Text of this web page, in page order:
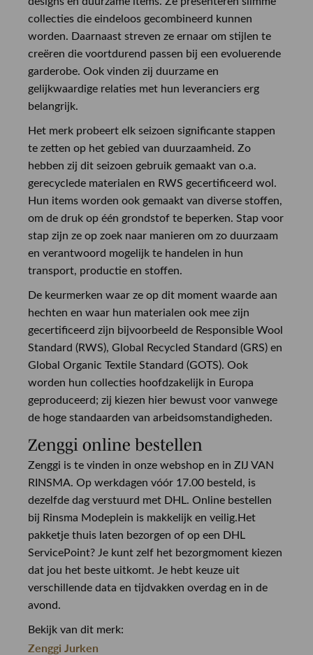
collecties die eindeloos gecombineerd kunnen
worden. Daarnaast streven ze ernaar om stijlen te
creëren die voortdurend passen bij een evoluerende
garderobe. Ook vinden zij duurzame en
gelijkwaardige relaties met hun leveranciers erg
belangrijk.
Het merk probeert elk seizoen significante stappen
te zetten op het gebied van duurzaamheid. Zo
hebben zij dit seizoen gebruik gemaakt van o.a.
gerecyclede materialen en RWS gecertificeerd wol.
Hun items worden ook gemaakt van diverse stoffen,
om de druk op één grondstof te beperken. Stap voor
stap zijn ze op zoek naar manieren om zo duurzaam
en verantwoord mogelijk te handelen in hun
transport, productie en stoffen.
De keurmerken waar ze op dit moment waarde aan
hechten en waar hun materialen ook mee zijn
gecertificeerd zijn bijvoorbeeld de Responsible Wool
Standard (RWS), Global Recycled Standard (GRS) en
Global Organic Textile Standard (GOTS). Ook
worden hun collecties hoofdzakelijk in Europa
geproduceerd; zij kiezen hier bewust voor vanwege
de hoge standaarden van arbeidsomstandigheden.
Zenggi online bestellen
Zenggi is te vinden in onze webshop en in ZIJ VAN
RINSMA. Op werkdagen vóór 17.00 besteld, is
dezelfde dag verstuurd met DHL. Online bestellen
bij Rinsma Modeplein is makkelijk en veilig.Het
pakketje thuis laten bezorgen of op een DHL
ServicePoint? Je kunt zelf het bezorgmoment kiezen
dat jou het beste uitkomt. Je hebt keuze uit
verschillende data en tijdvakken overdag en in de
avond.
Bekijk van dit merk:
Zenggi Jurken